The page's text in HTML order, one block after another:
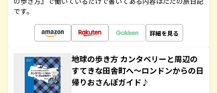
です。
詳細を見る
地球の歩き方 カンタベリーと周辺の
すてきな田舎町へ～ロンドンからの日
帰りおさんぽガイド♪